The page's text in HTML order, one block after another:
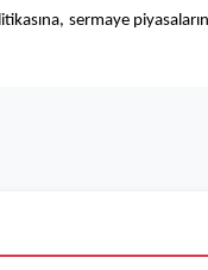
sermaye